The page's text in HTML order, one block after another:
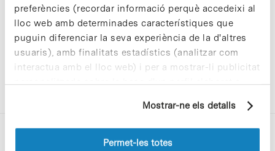
preferències (recordar informació perquè accedeixi al
lloc web amb determinades característiques que
puguin diferenciar la seva experiència de la d'altres
usuaris), amb finalitats estadístics (analitzar com
interactua amb el lloc web) i per a mostrar-li publicitat
personalitzada sobre la base d'un perfil elaborat a
pàgines visitades). Per a obtenir més informació sobre
les cookies pot consultar laPolítica de cookiesdel
Mostrar-ne els detalls
Permet-les totes